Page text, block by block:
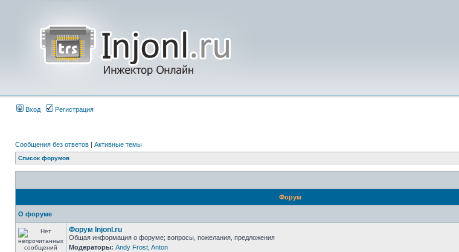
Вход Регистрация
Сообщения без ответов | Активные темы
Список форумов
Форум
О форуме
Форум Injonl.ru
Общая информация о форуме; вопросы, пожелания, предложения
Модераторы: Andy Frost Anton